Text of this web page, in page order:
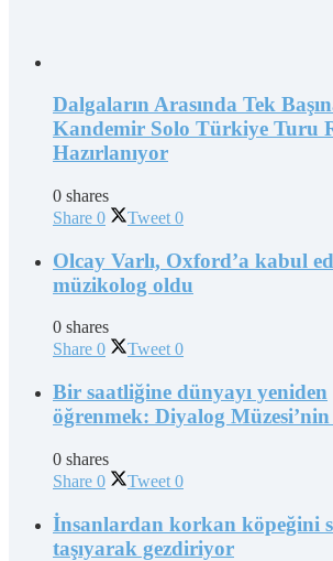
Dalgaların Arasında Tek
Kandemir Solo Türkiye Turu
Hazırlanıyor
0 shares
Share 0 Tweet 0
Olcay Varlı, Oxford’a kabul
müzikolog oldu
0 shares
Share 0 Tweet 0
Bir saatliğine dünyayı yeniden
öğrenmek: Diyalog
0 shares
Share 0 Tweet 0
İnsanlardan korkan köpeğini
taşıyarak gezdiriyor